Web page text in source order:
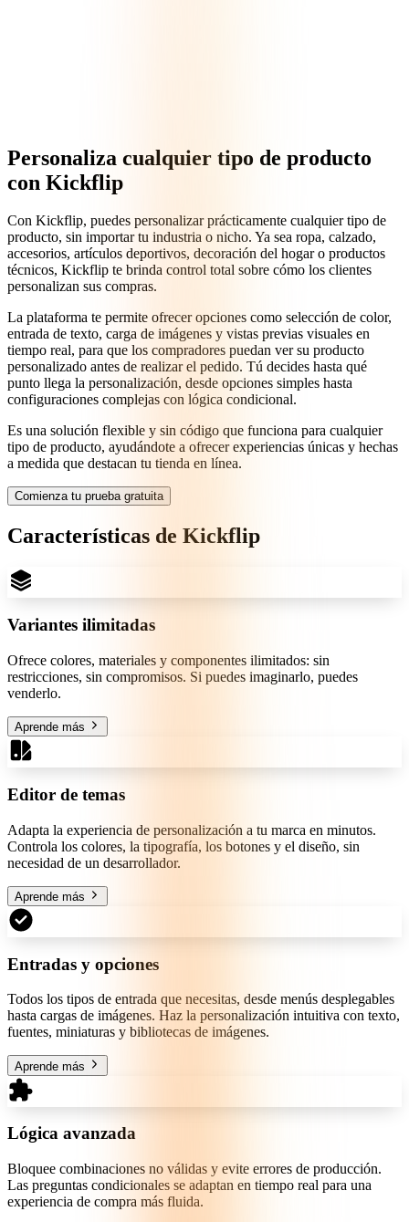
Personaliza cualquier tipo de producto
con Kickflip
Con Kickflip, puedes personalizar prácticamente cualquier tipo de
producto, sin importar tu industria o nicho. Ya sea ropa, calzado,
accesorios, artículos deportivos, decoración del hogar o productos
técnicos, Kickflip te brinda control total sobre cómo los clientes
personalizan sus compras.
La plataforma te permite ofrecer opciones como selección de color,
entrada de texto, carga de imágenes y vistas previas visuales en
tiempo real, para que los compradores puedan ver su producto
personalizado antes de realizar el pedido. Tú decides hasta qué
punto llega la personalización, desde opciones simples hasta
configuraciones complejas con lógica condicional.
Es una solución flexible y sin código que funciona para cualquier
tipo de producto, ayudándote a ofrecer experiencias únicas y hechas
a medida que destacan tu tienda en línea.
Comienza tu prueba gratuita
Características de Kickflip
Variantes ilimitadas
Ofrece colores, materiales y componentes ilimitados: sin
restricciones, sin compromisos. Si puedes imaginarlo, puedes
venderlo.
Aprende más
Editor de temas
Adapta la experiencia de personalización a tu marca en minutos.
Controla los colores, la tipografía, los botones y el diseño, sin
necesidad de un desarrollador.
Aprende más
Entradas y opciones
Todos los tipos de entrada que necesitas, desde menús desplegables
hasta cargas de imágenes. Haz la personalización intuitiva con texto,
fuentes, miniaturas y bibliotecas de imágenes.
Aprende más
Lógica avanzada
Bloquee combinaciones no válidas y evite errores de producción.
Las preguntas condicionales se adaptan en tiempo real para una
experiencia de compra más fluida.